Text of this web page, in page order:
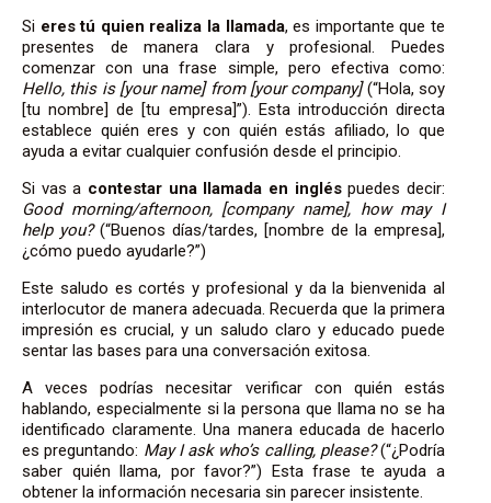
Si eres tú quien realiza la llamada, es importante que te
presentes de manera clara y profesional. Puedes
comenzar con una frase simple, pero efectiva como:
Hello, this is [your name] from [your company](“Hola, soy
[tu nombre] de [tu empresa]”). Esta introducción directa
establece quién eres y con quién estás afiliado, lo que
ayuda a evitar cualquier confusión desde el principio.
Si vas a contestar una llamada en ingléspuedes decir:
Good morning/afternoon, [company name], how may I
help you?(“Buenos días/tardes, [nombre de la empresa],
¿cómo puedo ayudarle?”)
Este saludo es cortés y profesional y da la bienvenida al
interlocutor de manera adecuada. Recuerda que la primera
impresión es crucial, y un saludo claro y educado puede
sentar las bases para una conversación exitosa.
A veces podrías necesitar verificar con quién estás
hablando, especialmente si la persona que llama no se ha
identificado claramente. Una manera educada de hacerlo
es preguntando: May I ask who’s calling, please? (“¿Podría
saber quién llama, por favor?”) Esta frase te ayuda a
obtener la información necesaria sin parecer insistente.